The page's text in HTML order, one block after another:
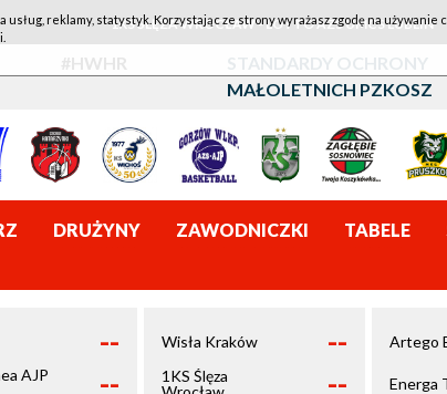
1KS ŚLĘZA WROCŁAW - LOTTO AZS UMCS LUBLIN
#HWHR
STANDARDY OCHRONY
MAŁOLETNICH PZKOSZ
DRUŻYNY ZAWODNICZKI TABELE
--
AJP
--
Wisła Kraków --
1KS Ślęza
--
Artego
Energa
usług, reklamy, statystyk. Korzystając ze strony wyrażasz zgodę na używanie